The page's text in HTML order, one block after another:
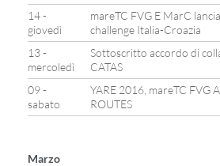
14 -
giovedì
mareTC FVG E MarC
challenge Italia-Croazia
13 -
mercoledì
Sottoscritto accordo di
CATAS
09 -
sabato
YARE 2016, mareTC FVG
ROUTES
Marzo